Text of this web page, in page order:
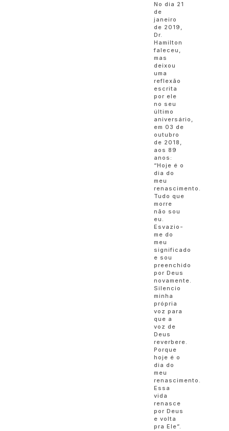
No dia 21
de
janeiro
de 2019,
Dr.
Hamilton
faleceu,
mas
deixou
uma
reflexão
escrita
por ele
no seu
último
aniversário,
em 03 de
outubro
de 2018,
aos 89
anos:
“Hoje é o
dia do
meu
renascimento.
Tudo que
morre
não sou
eu.
Esvazio-
me do
meu
significado
e sou
preenchido
por Deus
novamente.
Silencio
minha
própria
voz para
que a
voz de
Deus
reverbere.
Porque
hoje é o
dia do
meu
renascimento.
Essa
vida
renasce
por Deus
e volta
pra Ele”.